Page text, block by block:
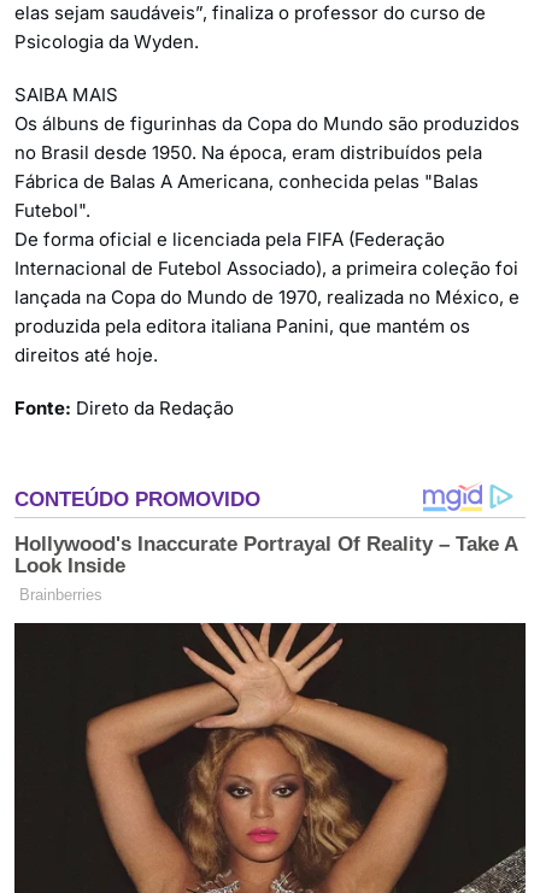
elas sejam saudáveis”, finaliza o professor do curso de
Psicologia da Wyden.
SAIBA MAIS
Os álbuns de figurinhas da Copa do Mundo são produzidos
no Brasil desde 1950. Na época, eram distribuídos pela
Fábrica de Balas A Americana, conhecida pelas "Balas
Futebol".
De forma oficial e licenciada pela FIFA (Federação
Internacional de Futebol Associado), a primeira coleção foi
lançada na Copa do Mundo de 1970, realizada no México, e
produzida pela editora italiana Panini, que mantém os
direitos até hoje.
Fonte: Direto da Redação